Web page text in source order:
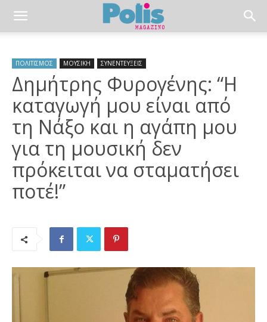
ΠΟΛΙΤΙΣΜΟΣ ΜΟΥΣΙΚΗ ΣΥΝΕΝΤΕΥΞΕΙΣ
Δημήτρης Φυρογένης: “Η
καταγωγή μου είναι από
τη Νάξο και η αγάπη μου
για τη μουσική δεν
πρόκειται να σταματήσει
ποτέ!”